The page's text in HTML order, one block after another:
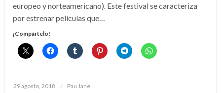
europeo y norteamericano). Este festival se caracteriza
por estrenar películas que…
¡Compártelo!
Publicado
29 agosto, 2018 Pau Jane